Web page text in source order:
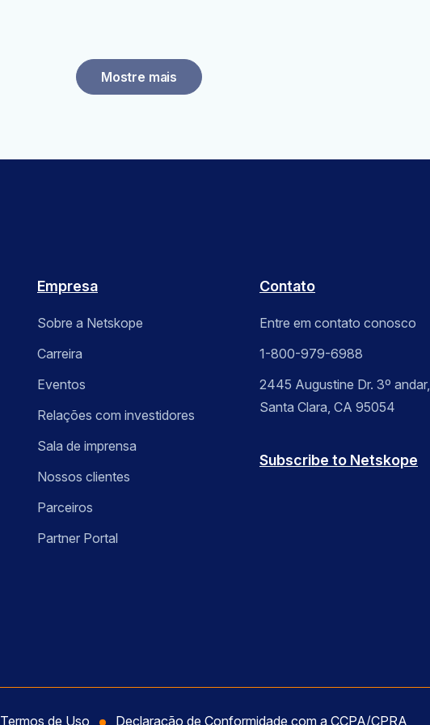
Mostre mais
Empresa
Sobre a Netskope
Carreira
Eventos
Relações com investidores
Sala de imprensa
Nossos clientes
Parceiros
Partner Portal
Contato
Entre em contato conosco
1-800-979-6988
2445 Augustine Dr. 3º andar,
Santa Clara, CA 95054
Subscribe to Netskope
Termos de Uso Declaração de Conformidade com a CCPA/CPRA